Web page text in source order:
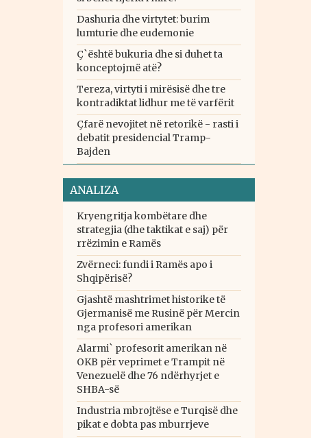
Dashuria dhe virtytet: burim
lumturie dhe eudemonie
Ç`është bukuria dhe si duhet ta
konceptojmë atë?
Tereza, virtyti i mirësisë dhe tre
kontradiktat lidhur me të varfërit
Çfarë nevojitet në retorikë - rasti i
debatit presidencial Tramp-
Bajden
ANALIZA
Kryengritja kombëtare dhe
strategjia (dhe taktikat e saj) për
rrëzimin e Ramës
Zvërneci: fundi i Ramës apo i
Shqipërisë?
Gjashtë mashtrimet historike të
Gjermanisë me Rusinë për Mercin
nga profesori amerikan
Alarmi` profesorit amerikan në
OKB për veprimet e Trampit në
Venezuelë dhe 76 ndërhyrjet e
SHBA-së
Industria mbrojtëse e Turqisë dhe
pikat e dobta pas mburrjeve